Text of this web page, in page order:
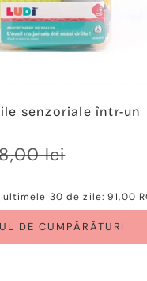
senzoriale într-un
lei
ultimele 30 de zile:91,00
DE CUMPĂRĂTURI